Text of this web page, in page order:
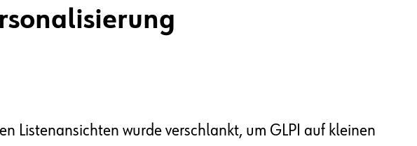
Listenansichten wurde verschlankt, um GLPI auf kleinen